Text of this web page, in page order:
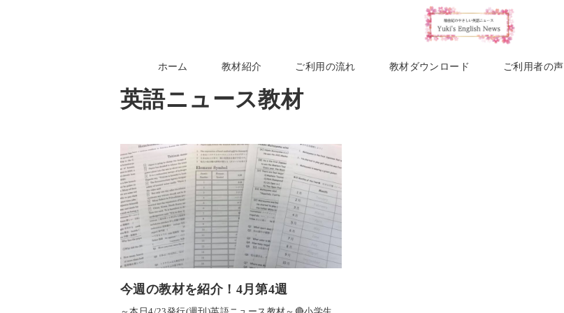
ホーム 教材紹介 ご利用の流れ 教材ダウンロード ご利用者の声
英語ニュース教材
今週の教材を紹介！4月第4週